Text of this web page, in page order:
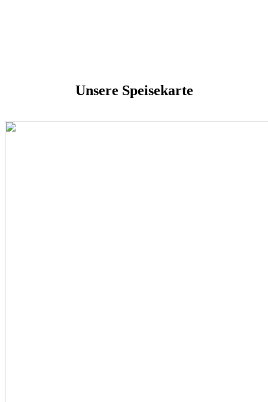
Unsere Speisekarte